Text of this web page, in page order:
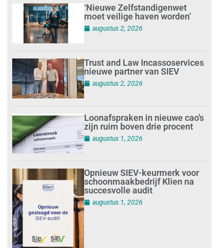
‘Nieuwe Zelfstandigenwet
moet veilige haven worden’
augustus 2, 2026
Trust and Law Incassoservices
nieuwe partner van SIEV
augustus 2, 2026
Loonafspraken in nieuwe cao’s
zijn ruim boven drie procent
augustus 1, 2026
Opnieuw SIEV-keurmerk voor
schoonmaakbedrijf Klien na
succesvolle audit
augustus 1, 2026